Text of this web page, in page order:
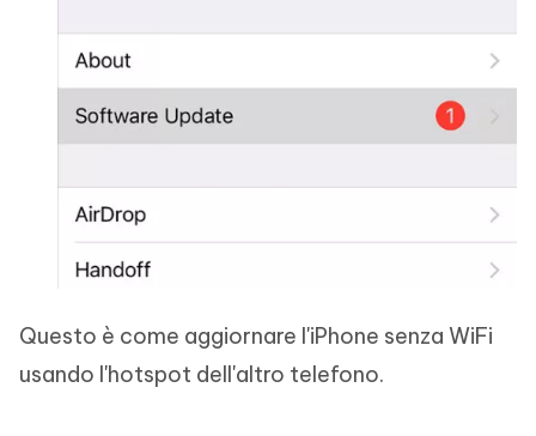
Questo è come aggiornare l'iPhone senza WiFi
usando l'hotspot dell'altro telefono.